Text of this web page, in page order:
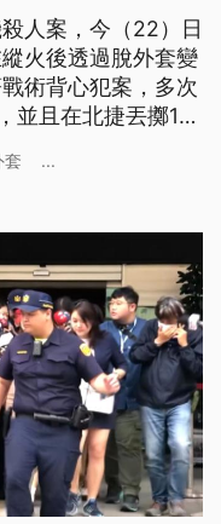
人案，今（22）日
火後透過脫外套變
術背心犯案，多次
並且在北捷丟擲17
其他異常金流匯
恐嚇，警方全面戒
套 ...